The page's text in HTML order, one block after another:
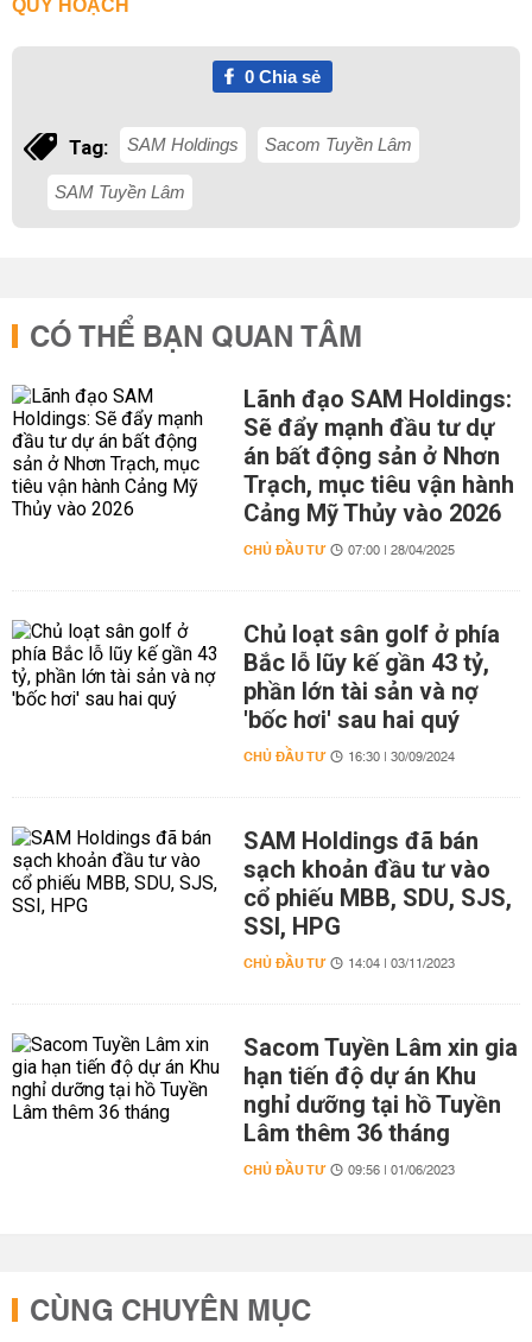
QUY HOẠCH
0Chia sẻ
Tag: SAM Holdings Sacom Tuyền Lâm
SAM Tuyền Lâm
CÓ THỂ BẠN QUAN TÂM
Lãnh đạo SAM Holdings:
Sẽ đẩy mạnh đầu tư dự
án bất động sản ở Nhơn
Trạch, mục tiêu vận hành
Cảng Mỹ Thủy vào 2026
CHỦ ĐẦU TƯ 07:00 | 28/04/2025
Chủ loạt sân golf ở phía
Bắc lỗ lũy kế gần 43 tỷ,
phần lớn tài sản và nợ
'bốc hơi' sau hai quý
CHỦ ĐẦU TƯ 16:30 | 30/09/2024
SAM Holdings đã bán
sạch khoản đầu tư vào
cổ phiếu MBB, SDU, SJS,
SSI, HPG
CHỦ ĐẦU TƯ 14:04 | 03/11/2023
Sacom Tuyền Lâm xin gia
hạn tiến độ dự án Khu
nghỉ dưỡng tại hồ Tuyền
Lâm thêm 36 tháng
CHỦ ĐẦU TƯ 09:56 | 01/06/2023
CÙNG CHUYÊN MỤC